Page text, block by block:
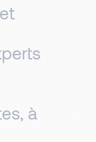
à